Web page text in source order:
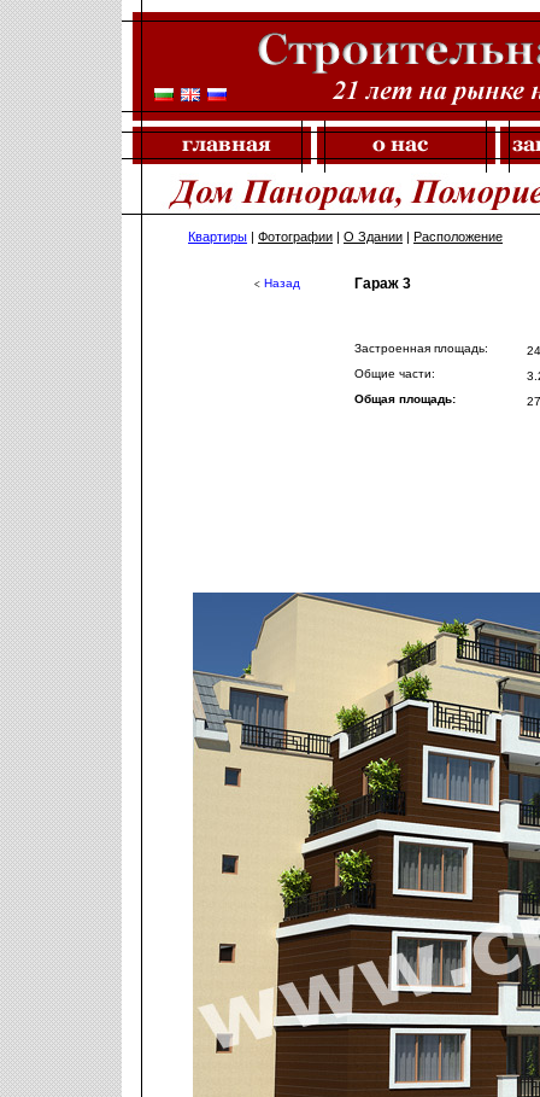
Квартиры | Фотографии | О Здании | Расположение
< Назад Гараж 3
Застроенная площадь:
Общие части:
Общая площадь: